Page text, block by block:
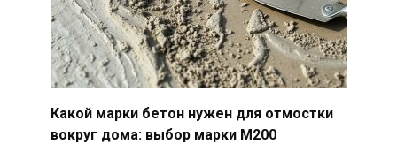
Какой марки бетон нужен для отмостки
вокруг дома: выбор марки М200